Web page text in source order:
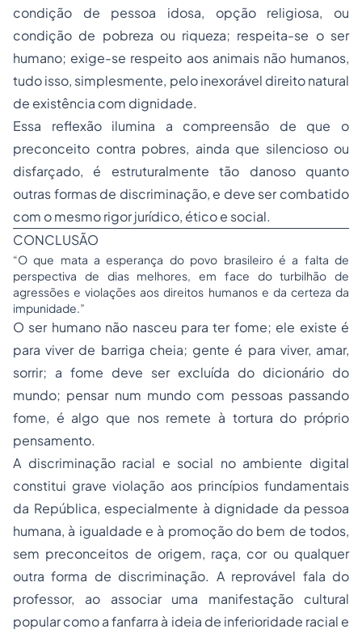
condição de pessoa idosa, opção religiosa, ou
condição de pobreza ou riqueza; respeita-se o ser
humano; exige-se respeito aos animais não humanos,
tudo isso, simplesmente, pelo inexorável direito natural
de existência com dignidade.
Essa reflexão ilumina a compreensão de que o
preconceito contra pobres, ainda que silencioso ou
disfarçado, é estruturalmente tão danoso quanto
outras formas de discriminação, e deve ser combatido
com o mesmo rigor jurídico, ético e social.
CONCLUSÃO
“O que mata a esperança do povo brasileiro é a falta de
perspectiva de dias melhores, em face do turbilhão de
agressões e violações aos direitos humanos e da certeza da
impunidade.”
O ser humano não nasceu para ter fome; ele existe é
para viver de barriga cheia; gente é para viver, amar,
sorrir; a fome deve ser excluída do dicionário do
mundo; pensar num mundo com pessoas passando
fome, é algo que nos remete à tortura do próprio
pensamento.
A discriminação racial e social no ambiente digital
constitui grave violação aos princípios fundamentais
da República, especialmente à dignidade da pessoa
humana, à igualdade e à promoção do bem de todos,
sem preconceitos de origem, raça, cor ou qualquer
outra forma de discriminação. A reprovável fala do
professor, ao associar uma manifestação cultural
popular como a fanfarra à ideia de inferioridade racial e